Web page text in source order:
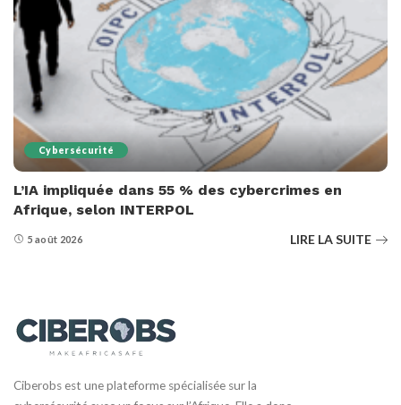
Cybersécurité
L’IA impliquée dans 55 % des cybercrimes en
Afrique, selon INTERPOL
5 août 2026 LIRE LA SUITE
Ciberobs est une plateforme spécialisée sur la